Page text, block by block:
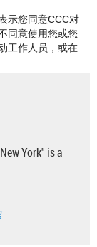
示您同意CCC对
同意使用您或您
工作人员，或在
York" is a